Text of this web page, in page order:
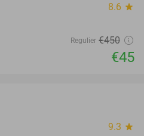
8.6 star
Regulier €450
€45
9.3 star